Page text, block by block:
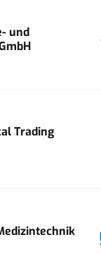
und
Trading